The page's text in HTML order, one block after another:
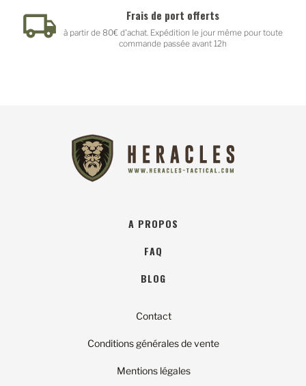
Frais de port offerts
à partir de 80€ d'achat. Expédition le jour même pour toute
commande passée avant 12h
A PROPOS
FAQ
BLOG
Contact
Conditions générales de vente
Mentions légales